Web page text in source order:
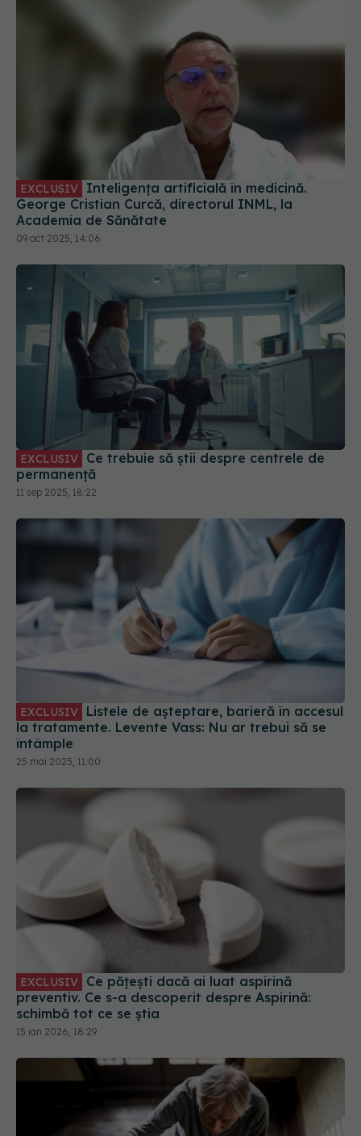
EXCLUSIV
George Cristian Curcă, directorul INML, la
Academia de Sănătate
09 oct 2025, 14:06
EXCLUSIV
permanență
11 sep 2025, 18:22
EXCLUSIV
la tratamente. Levente Vass: Nu ar trebui să se
întâmple
25 mai 2025, 11:00
EXCLUSIV
preventiv. Ce s-a descoperit despre Aspirină:
schimbă tot ce se știa
15 ian 2026, 18:29